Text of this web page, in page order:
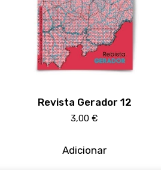
Revista Gerador 12
3,00€
Adicionar